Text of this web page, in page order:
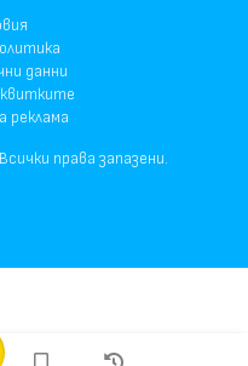
данни
реклама
права запазени.